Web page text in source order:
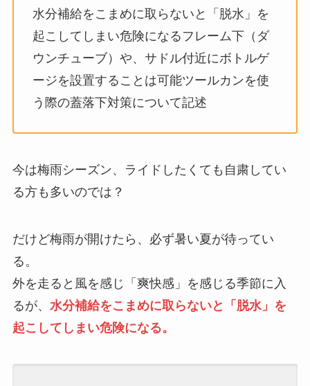
水分補給をこまめに取らないと「脱水」を
起こしてしまい危険になるフレーム下（ダ
ウンチューブ）や、サドル付近にボトルゲ
ージを設置することは可能ツールカンを使
う際の蓋落下対策について記述
今は梅雨シーズン、ライドしたくても自粛してい
る方も多いのでは？
だけど梅雨が開けたら、必ず暑い夏が待ってい
る。
外を走ると風を感じ「爽快感」を感じる季節に入
るが、 水分補給をこまめに取らないと「脱水」を
起こしてしまい危険になる。